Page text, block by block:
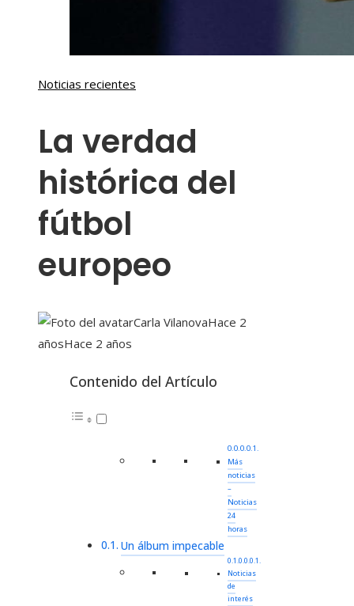
Noticias recientes
La verdad
histórica del
fútbol
europeo
Carla VilanovaHace 2
añosHace 2 años
Contenido del Artículo
Más
noticias
–
Noticias
24
horas
Un álbum impecable
Noticias
de
interés